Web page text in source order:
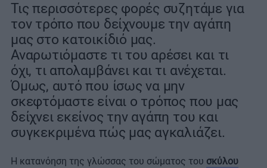
Τις περισσότερες φορές συζητάμε για
τον τρόπο που δείχνουμε την αγάπη
μας στο κατοικίδιό μας.
Αναρωτιόμαστε τι του αρέσει και τι
όχι, τι απολαμβάνει και τι ανέχεται.
Όμως, αυτό που ίσως να μην
σκεφτόμαστε είναι ο τρόπος που μας
δείχνει εκείνος την αγάπη του και
συγκεκριμένα πώς μας αγκαλιάζει.
Η κατανόηση της γλώσσας του σώματος του σκύλου